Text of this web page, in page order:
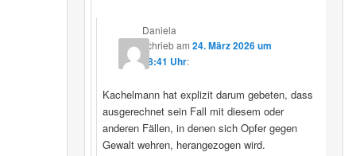
Daniela
schriebam 24. März 2026 um
08:41 Uhr:
Kachelmann hat explizit darum gebeten, dass
ausgerechnet sein Fall mit diesem oder
anderen Fällen, in denen sich Opfer gegen
Gewalt wehren, herangezogen wird.